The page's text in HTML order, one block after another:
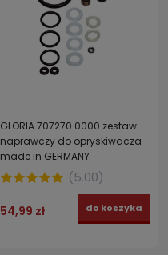
GLORIA 707270.0000 zestaw
naprawczy do opryskiwacza
made in GERMANY
(5.00)
54,99 zł do koszyka